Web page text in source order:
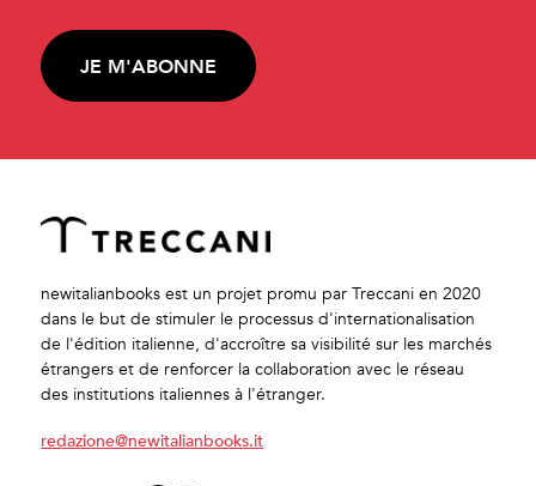
JE M'ABONNE
newitalianbooks est un projet promu par Treccani en 2020
dans le but de stimuler le processus d'internationalisation
de l'édition italienne, d'accroître sa visibilité sur les marchés
étrangers et de renforcer la collaboration avec le réseau
des institutions italiennes à l'étranger.
redazione@newitalianbooks.it